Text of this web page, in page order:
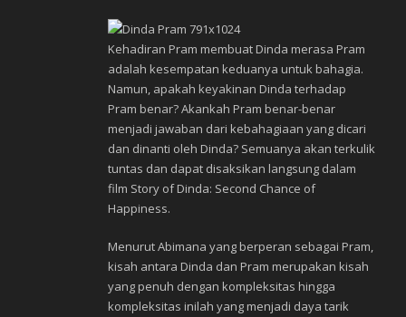
Kehadiran Pram membuat Dinda merasa Pram
adalah kesempatan keduanya untuk bahagia.
Namun, apakah keyakinan Dinda terhadap
Pram benar? Akankah Pram benar-benar
menjadi jawaban dari kebahagiaan yang dicari
dan dinanti oleh Dinda? Semuanya akan terkulik
tuntas dan dapat disaksikan langsung dalam
film Story of Dinda: Second Chance of
Happiness.
Menurut Abimana yang berperan sebagai Pram,
kisah antara Dinda dan Pram merupakan kisah
yang penuh dengan kompleksitas hingga
kompleksitas inilah yang menjadi daya tarik